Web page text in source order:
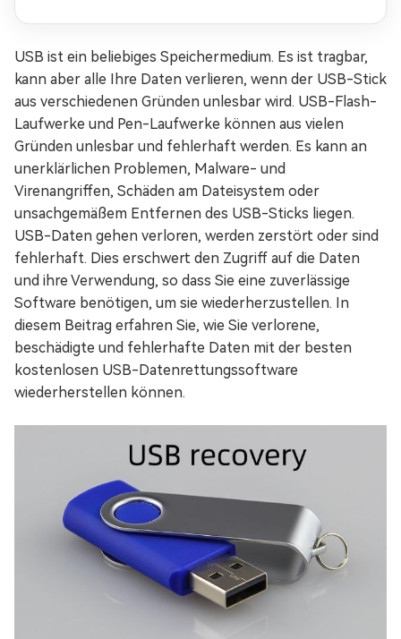
USB ist ein beliebiges Speichermedium. Es ist tragbar,
kann aber alle Ihre Daten verlieren, wenn der USB-Stick
aus verschiedenen Gründen unlesbar wird. USB-Flash-
Laufwerke und Pen-Laufwerke können aus vielen
Gründen unlesbar und fehlerhaft werden. Es kann an
unerklärlichen Problemen, Malware- und
Virenangriffen, Schäden am Dateisystem oder
unsachgemäßem Entfernen des USB-Sticks liegen.
USB-Daten gehen verloren, werden zerstört oder sind
fehlerhaft. Dies erschwert den Zugriff auf die Daten
und ihre Verwendung, so dass Sie eine zuverlässige
Software benötigen, um sie wiederherzustellen. In
diesem Beitrag erfahren Sie, wie Sie verlorene,
beschädigte und fehlerhafte Daten mit der besten
kostenlosen USB-Datenrettungssoftware
wiederherstellen können.